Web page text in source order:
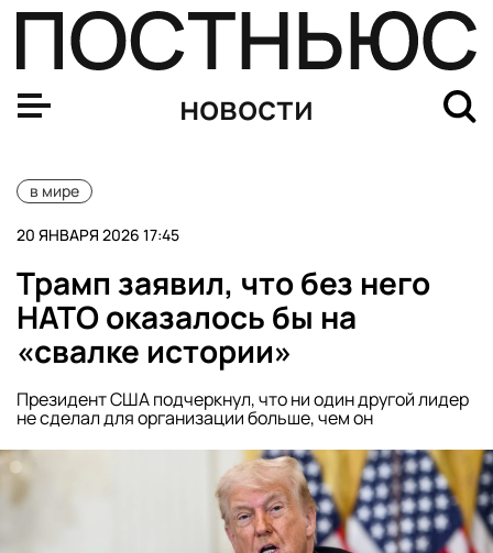
новости
в мире
20 ЯНВАРЯ 2026 17:45
Трамп заявил, что без него
НАТО оказалось бы на
«свалке истории»
Президент США подчеркнул, что ни один другой лидер
не сделал для организации больше, чем он
Лукашенко подписал документ о присоединении